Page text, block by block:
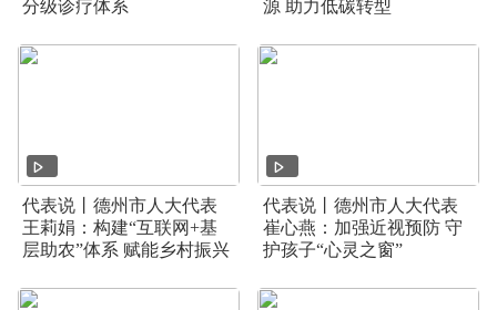
分级诊疗体系
源 助力低碳转型
代表说丨德州市人大代表
王莉娟：构建“互联网+基
层助农”体系 赋能乡村振兴
代表说丨德州市人大代表
崔心燕：加强近视预防 守
护孩子“心灵之窗”